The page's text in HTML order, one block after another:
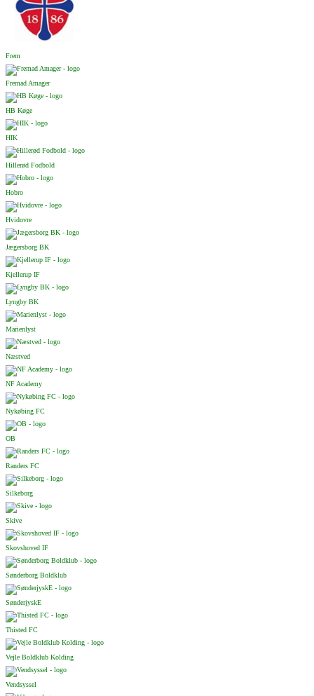
Frem
Fremad Amager
HB Køge
HIK
Hillerød Fodbold
Hobro
Hvidovre
Jægersborg BK
Kjellerup IF
Lyngby BK
Marienlyst
Næstved
NF Academy
Nykøbing FC
OB
Randers FC
Silkeborg
Skive
Skovshoved IF
Sønderborg Boldklub
SønderjyskE
Thisted FC
Vejle Boldklub Kolding
Vendsyssel